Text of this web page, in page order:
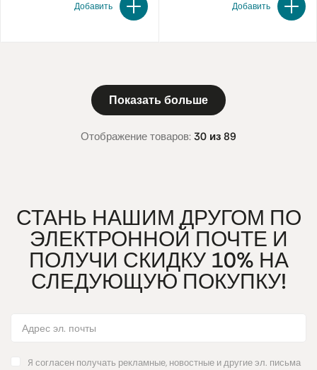
Добавить Добавить
Показать больше
Отображение товаров: 30 из 89
СТАНЬ НАШИМ ДРУГОМ ПО
ЭЛЕКТРОННОЙ ПОЧТЕ И
ПОЛУЧИ СКИДКУ 10% НА
СЛЕДУЮЩУЮ ПОКУПКУ!
Я согласен получать рекламные, новостные и другие эл. письма